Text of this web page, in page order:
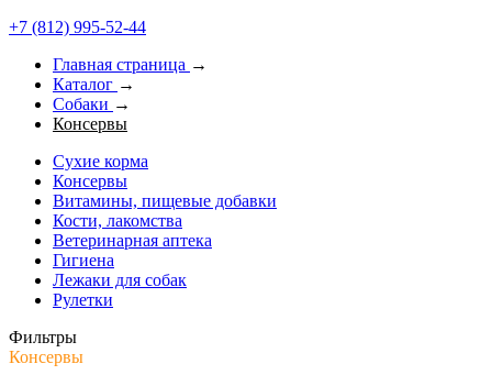
+7 (812) 995-52-44
Главная страница →
Каталог →
Собаки →
Консервы
Сухие корма
Консервы
Витамины, пищевые добавки
Кости, лакомства
Ветеринарная аптека
Гигиена
Лежаки для собак
Рулетки
Фильтры
Консервы